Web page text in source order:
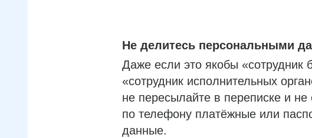
Не делитесь персональными
Даже если это якобы «сотрудник
«сотрудник исполнительных
не пересылайте в переписке и не
по телефону платёжные или
данные.